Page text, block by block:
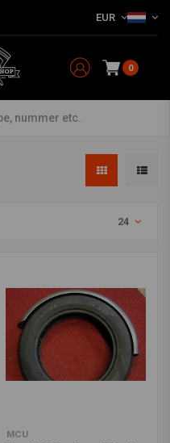
EUR
0
24
MCU